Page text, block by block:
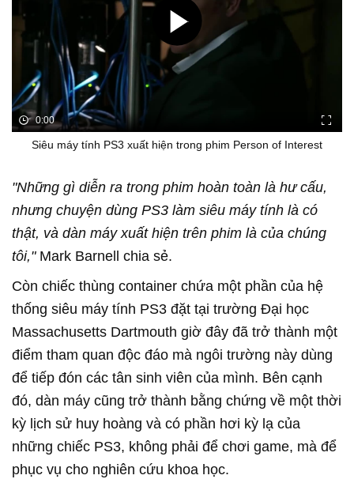
0:00
Siêu máy tính PS3 xuất hiện trong phim Person of Interest
"Những gì diễn ra trong phim hoàn toàn là hư cấu,
nhưng chuyện dùng PS3 làm siêu máy tính là có
thật, và dàn máy xuất hiện trên phim là của chúng
tôi,"Mark Barnell chia sẻ.
Còn chiếc thùng container chứa một phần của hệ
thống siêu máy tính PS3 đặt tại trường Đại học
Massachusetts Dartmouth giờ đây đã trở thành một
điểm tham quan độc đáo mà ngôi trường này dùng
để tiếp đón các tân sinh viên của mình. Bên cạnh
đó, dàn máy cũng trở thành bằng chứng về một thời
kỳ lịch sử huy hoàng và có phần hơi kỳ lạ của
những chiếc PS3, không phải để chơi game, mà để
phục vụ cho nghiên cứu khoa học.